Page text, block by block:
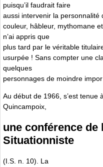
puisqu’il faudrait faire
aussi intervenir la personnalité
couleur, hâbleur, mythomane
n’ai appris que
plus tard par le véritable
usurpée ! Sans compter une
quelques
personnages de moindre impor
Au début de 1966, s’est tenue
Quincampoix,
une conférence de
Situationniste
(I.S. n. 10). La